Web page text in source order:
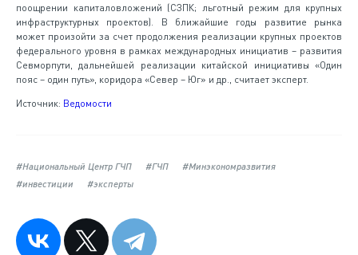
поощрении капиталовложений (СЗПК; льготный режим для крупных
инфраструктурных проектов). В ближайшие годы развитие рынка
может произойти за счет продолжения реализации крупных проектов
федерального уровня в рамках международных инициатив – развития
Севморпути, дальнейшей реализации китайской инициативы «Один
пояс – один путь», коридора «Север – Юг» и др., считает эксперт.
Источник: Ведомости
#Национальный Центр ГЧП #ГЧП
#Минэкономразвития
#инвестиции
#эксперты